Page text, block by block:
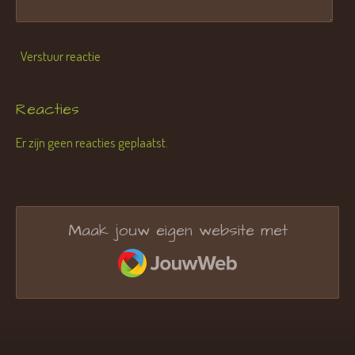
Verstuur reactie
Reacties
Er zijn geen reacties geplaatst.
Maak jouw eigen website met
JouwWeb